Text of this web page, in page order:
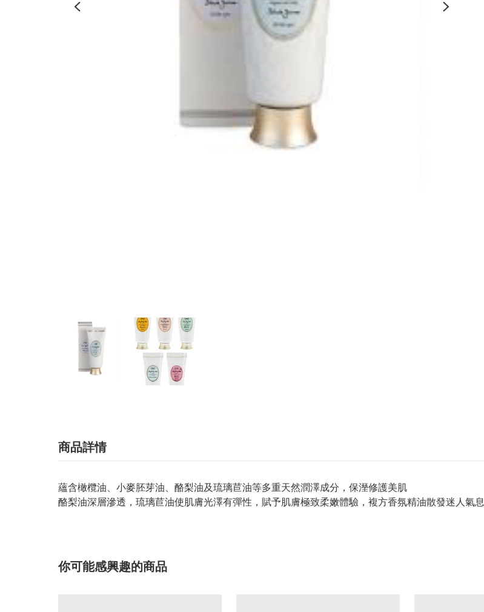
商品詳情
蘊含橄欖油、小麥胚芽油、酪梨油及琉璃苣油等多重天然潤澤成分，保溼修護美肌
酪梨油深層滲透，琉璃苣油使肌膚光澤有彈性，賦予肌膚極致柔嫩體驗，複方香氛精油散發迷人氣息
你可能感興趣的商品